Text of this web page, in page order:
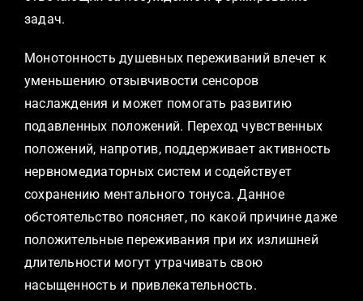
задач.
Монотонность душевных переживаний влечет к
уменьшению отзывчивости сенсоров
наслаждения и может помогать развитию
подавленных положений. Переход чувственных
положений, напротив, поддерживает активность
нервномедиаторных систем и содействует
сохранению ментального тонуса. Данное
обстоятельство поясняет, по какой причине даже
положительные переживания при их излишней
длительности могут утрачивать свою
насыщенность и привлекательность.